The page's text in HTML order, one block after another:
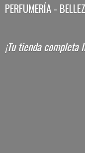
PERFUMERÍA -
¡Tu tienda completa